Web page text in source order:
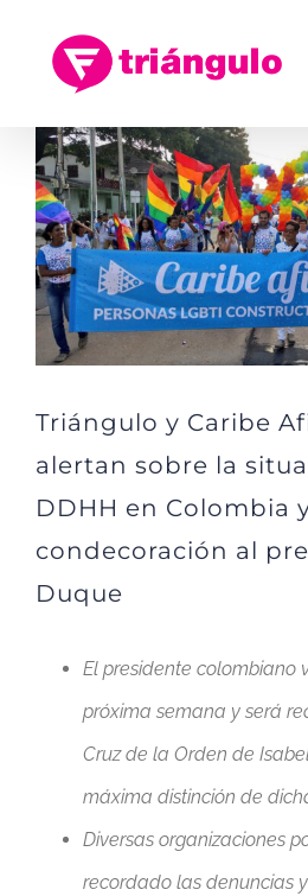
Ver
imagen
más
grande
Triángulo y Caribe
alertan sobre la
DDHH en Colombia
condecoración al
Duque
El presidente colombiano
próxima semana y será
Cruz de la Orden de
máxima distinción de
Diversas organizaciones
recordado las denuncias